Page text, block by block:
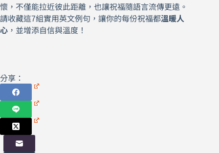
懷，不僅能拉近彼此距離，也讓祝福隨語言流傳更遠。
請收藏這7組實用英文例句，讓你的每份祝福都溫暖人
心 ，並增添自信與溫度！
分享：